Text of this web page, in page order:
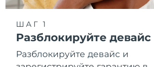
ШАГ 1
Разблокируйте девайс
Разблокируйте девайс и